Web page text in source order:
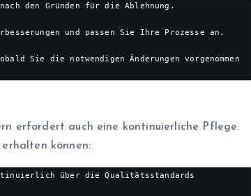
den Gründen für die Ablehnung.
und passen Sie Ihre Prozesse an.
Sie die notwendigen Änderungen vorgenommen
erfordert auch eine kontinuierliche Pflege.
können:
über die Qualitätsstandards